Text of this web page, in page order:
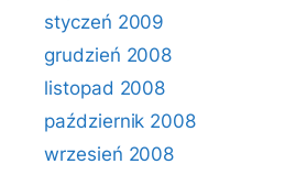
styczeń 2009
grudzień 2008
listopad 2008
październik 2008
wrzesień 2008